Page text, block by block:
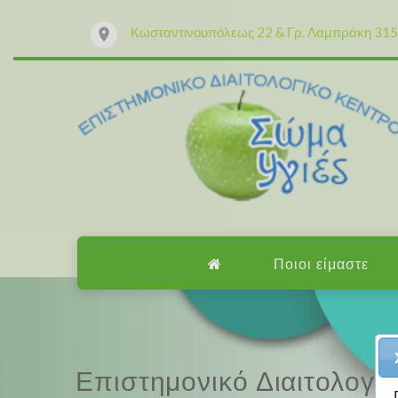
Κωσταντινουπόλεως 22 & Γρ. Λαμπράκη 315
Ποιοι είμαστε
Επαγγελματισμός,
Επιστημονικό
Μαζί μας μπορείτε
Επαγγελματισμός,
Επιστημονικό